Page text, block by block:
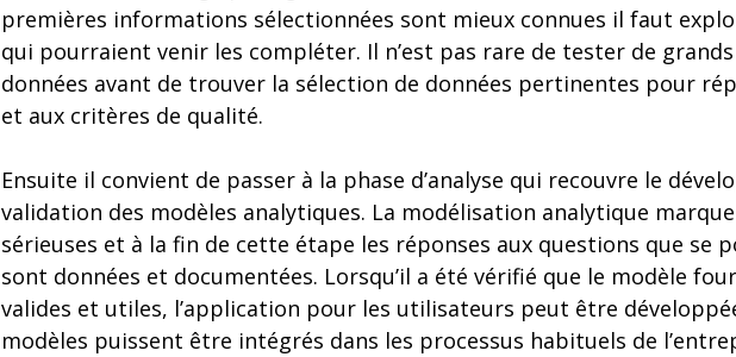
premières informations sélectionnées sont mieux connues il faut
qui pourraient venir les compléter. Il n’est pas rare de tester de
données avant de trouver la sélection de données pertinentes pour
et aux critères de qualité.
Ensuite il convient de passer à la phase d’analyse qui recouvre le
validation des modèles analytiques. La modélisation analytique
sérieuses et à la fin de cette étape les réponses aux questions que se
sont données et documentées. Lorsqu’il a été vérifié que le modèle
valides et utiles, l’application pour les utilisateurs peut être
modèles puissent être intégrés dans les processus habituels de